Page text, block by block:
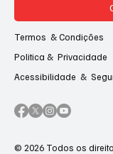
Termos & Condições
Politica & Privacidade
Acessibilidade &
© 2026 Todos os